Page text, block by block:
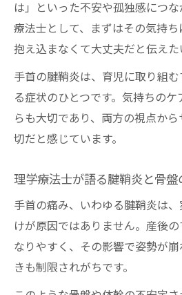
骨盤矯正による全身バ
抱っこ時の姿勢が手首
を解説
💡 リラスポの出張整体（オ
抱っこ時の負担を減らす骨
産後ケアとボディメイ
らげる秘訣
は」といった不安や孤独感につ
療法士として、まずはその気持
抱え込まなくて大丈夫だと伝えた
手首の腱鞘炎は、育児に取り組
る症状のひとつです。気持ちの
らも大切であり、両方の視点か
切だと感じています。
理学療法士が語る腱鞘炎と骨盤
手首の痛み、いわゆる腱鞘炎は
けが原因ではありません。産後
なりやすく、その影響で姿勢が
きも制限されがちです。